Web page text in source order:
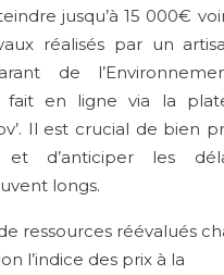
jusqu’à 15 000€
réalisés par un
de
fait en ligne via la
Il est crucial de bien
et d’anticiper les
longs.
ressources réévalués
l’indice des prix à la